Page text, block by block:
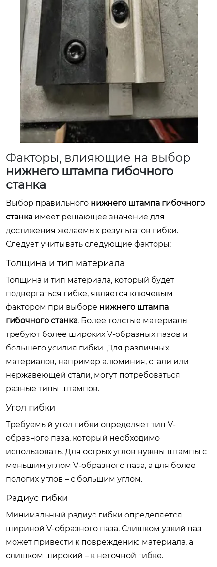
Факторы, влияющие на выбор
нижнего штампа гибочного
станка
Выбор правильного нижнего штампа гибочного
станка имеет решающее значение для
достижения желаемых результатов гибки.
Следует учитывать следующие факторы:
Толщина и тип материала
Толщина и тип материала, который будет
подвергаться гибке, является ключевым
фактором при выборе нижнего штампа
гибочного станка. Более толстые материалы
требуют более широких V-образных пазов и
большего усилия гибки. Для различных
материалов, например алюминия, стали или
нержавеющей стали, могут потребоваться
разные типы штампов.
Угол гибки
Требуемый угол гибки определяет тип V-
образного паза, который необходимо
использовать. Для острых углов нужны штампы с
меньшим углом V-образного паза, а для более
пологих углов – с большим углом.
Радиус гибки
Минимальный радиус гибки определяется
шириной V-образного паза. Слишком узкий паз
может привести к повреждению материала, а
слишком широкий – к неточной гибке.